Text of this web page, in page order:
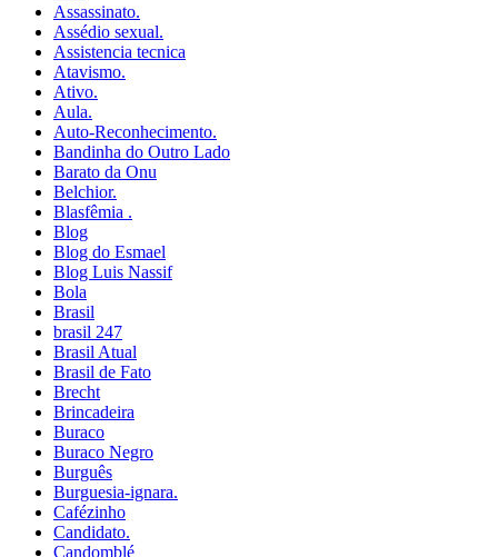
Assassinato.
Assédio sexual.
Assistencia tecnica
Atavismo.
Ativo.
Aula.
Auto-Reconhecimento.
Bandinha do Outro Lado
Barato da Onu
Belchior.
Blasfêmia .
Blog
Blog do Esmael
Blog Luis Nassif
Bola
Brasil
brasil 247
Brasil Atual
Brasil de Fato
Brecht
Brincadeira
Buraco
Buraco Negro
Burguês
Burguesia-ignara.
Cafézinho
Candidato.
Candomblé